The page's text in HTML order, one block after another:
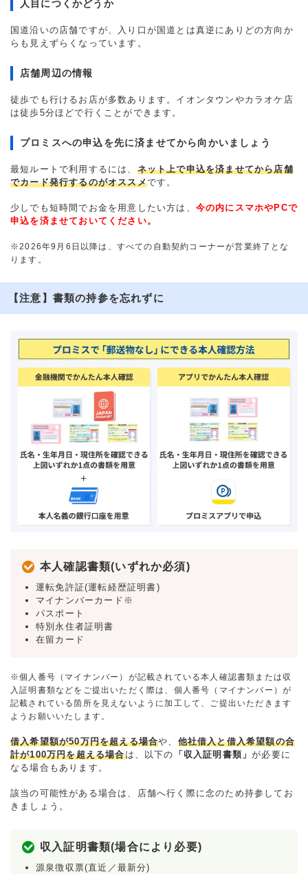
人目につくかどうか
国道沿いの店舗ですが、入り口が国道とは真逆にありどの方向か
らも見えずらくなっています。
店舗周辺の情報
徒歩でも行けるお店が多数あります。イオンタウンやカラオケ店
は徒歩5分ほどで行くことができます。
プロミスへの申込を先に済ませてから向かいましょう
最短ルートで利用するには、 ネット上で申込を済ませてから店舗
でカード発行するのがオススメです。
少しでも短時間でお金を用意したい方は、 今の内にスマホやPCで
申込を済ませておいてください。
※2026年9月6日以降は、すべての自動契約コーナーが営業終了とな
ります。
【注意】書類の持参を忘れずに
本人確認書類(いずれか必須)
運転免許証(運転経歴証明書)
マイナンバーカード※
パスポート
特別永住者証明書
在留カード
※個人番号（マイナンバー）が記載されている本人確認書類または収
入証明書類などをご提出いただく際は、個人番号（マイナンバー）が
記載されている箇所を見えないように加工して、ご提出いただきます
ようお願いいたします。
借入希望額が50万円を超える場合や、 他社借入と借入希望額の合
計が100万円を超える場合は、以下の 「収入証明書類」が必要に
なる場合もあります。
該当の可能性がある場合は、店舗へ行く際に念のため持参してお
きましょう。
収入証明書類(場合により必要)
源泉徴収票(直近／最新分)